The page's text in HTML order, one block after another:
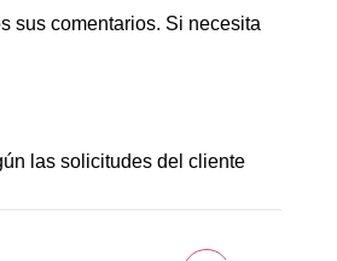
sus comentarios. Si necesita
las solicitudes del cliente